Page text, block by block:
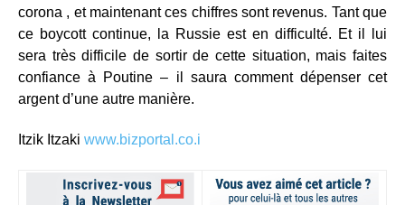
corona , et maintenant ces chiffres sont revenus. Tant que
ce boycott continue, la Russie est en difficulté. Et il lui
sera très difficile de sortir de cette situation, mais faites
confiance à Poutine – il saura comment dépenser cet
argent d’une autre manière.
Itzik Itzaki www.bizportal.co.i